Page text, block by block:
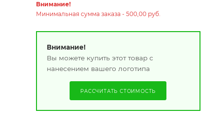
Внимание!
Минимальная сумма заказа - 500,00 руб.
Внимание!
Вы можете купить этот товар с
нанесением вашего логотипа
РАССЧИТАТЬ СТОИМОСТЬ